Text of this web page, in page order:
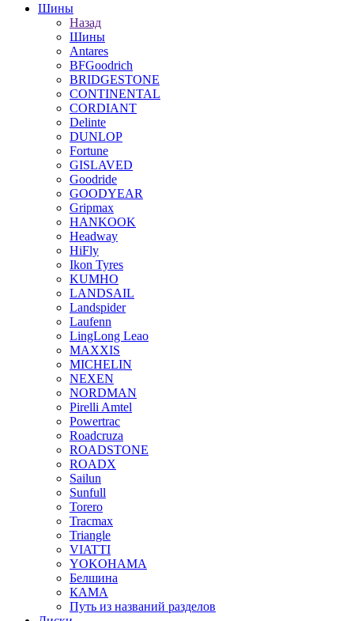
Шины
Назад
Шины
Antares
BFGoodrich
BRIDGESTONE
CONTINENTAL
CORDIANT
Delinte
DUNLOP
Fortune
GISLAVED
Goodride
GOODYEAR
Gripmax
HANKOOK
Headway
HiFly
Ikon Tyres
KUMHO
LANDSAIL
Landspider
Laufenn
LingLong Leao
MAXXIS
MICHELIN
NEXEN
NORDMAN
Pirelli Amtel
Powertrac
Roadcruza
ROADSTONE
ROADX
Sailun
Sunfull
Torero
Tracmax
Triangle
VIATTI
YOKOHAMA
Белшина
КАМА
Путь из названий разделов